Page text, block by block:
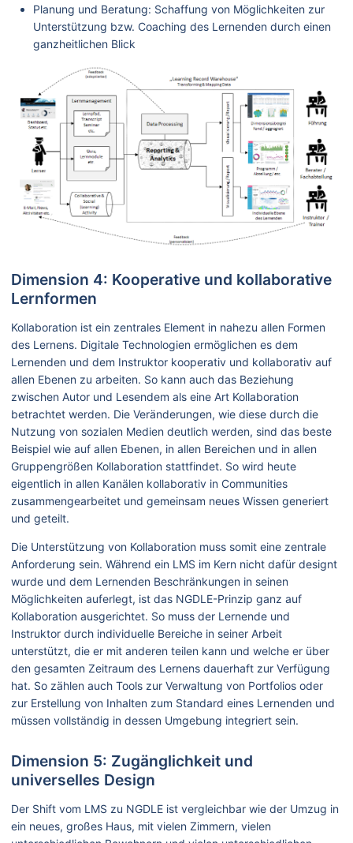
Planung und Beratung: Schaffung von Möglichkeiten zur
Unterstützung bzw. Coaching des Lernenden durch einen
ganzheitlichen Blick
Dimension 4: Kooperative und kollaborative
Lernformen
Kollaboration ist ein zentrales Element in nahezu allen Formen
des Lernens. Digitale Technologien ermöglichen es dem
Lernenden und dem Instruktor kooperativ und kollaborativ auf
allen Ebenen zu arbeiten. So kann auch das Beziehung
zwischen Autor und Lesendem als eine Art Kollaboration
betrachtet werden. Die Veränderungen, wie diese durch die
Nutzung von sozialen Medien deutlich werden, sind das beste
Beispiel wie auf allen Ebenen, in allen Bereichen und in allen
Gruppengrößen Kollaboration stattfindet. So wird heute
eigentlich in allen Kanälen kollaborativ in Communities
zusammengearbeitet und gemeinsam neues Wissen generiert
und geteilt.
Die Unterstützung von Kollaboration muss somit eine zentrale
Anforderung sein. Während ein LMS im Kern nicht dafür designt
wurde und dem Lernenden Beschränkungen in seinen
Möglichkeiten auferlegt, ist das NGDLE-Prinzip ganz auf
Kollaboration ausgerichtet. So muss der Lernende und
Instruktor durch individuelle Bereiche in seiner Arbeit
unterstützt, die er mit anderen teilen kann und welche er über
den gesamten Zeitraum des Lernens dauerhaft zur Verfügung
hat. So zählen auch Tools zur Verwaltung von Portfolios oder
zur Erstellung von Inhalten zum Standard eines Lernenden und
müssen vollständig in dessen Umgebung integriert sein.
Dimension 5: Zugänglichkeit und
universelles Design
Der Shift vom LMS zu NGDLE ist vergleichbar wie der Umzug in
ein neues, großes Haus, mit vielen Zimmern, vielen